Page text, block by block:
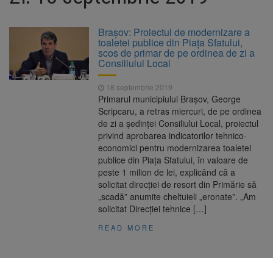
Înalta Curte analizează
Judecătorii decid dacă începe procesul
6 august 2026
Strategia națională pentru
biodiversitate 2026-2030, adoptată de Senat.
Proiectul merge la promulgare
6 august 2026
Cod portocaliu de vijelii și
averse torențiale în jumătatea estică a
Bărbat din Victoria, reținut
după ce și-ar fi agresat soția de două ori în
Braşov: Proiectul de modernizare a
toaletei publice din Piaţa Sfatului,
scos de primar de pe ordinea de zi a
Consiliului Local
18 septembrie 2019
Primarul municipiului Braşov, George
Scripcaru, a retras miercuri, de pe ordinea
de zi a şedinţei Consiliului Local, proiectul
privind aprobarea indicatorilor tehnico-
economici pentru modernizarea toaletei
publice din Piaţa Sfatului, în valoare de
peste 1 milion de lei, explicând că a
solicitat direcţiei de resort din Primărie să
„scadă” anumite cheltuieli „eronate”. „Am
solicitat Direcţiei tehnice […]
READ MORE